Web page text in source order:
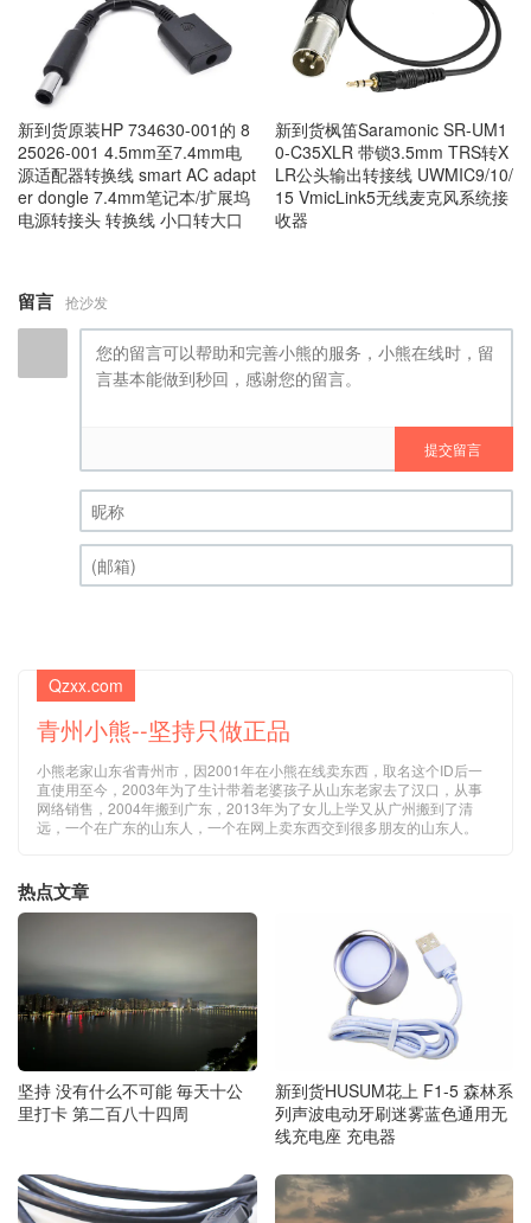
新到货原装HP 734630-001的 8
25026-001 4.5mm至7.4mm电
源适配器转换线 smart AC adapt
er dongle 7.4mm笔记本/扩展坞
电源转接头 转换线 小口转大口
新到货枫笛Saramonic SR-UM1
0-C35XLR 带锁3.5mm TRS转X
LR公头输出转接线 UWMIC9/10/
15 VmicLink5无线麦克风系统接
收器
留言 抢沙发
提交留言
昵称 (必填)
Qzxx.com
青州小熊--坚持只做正品
小熊老家山东省青州市，因2001年在小熊在线卖东西，取名这个ID后一
直使用至今，2003年为了生计带着老婆孩子从山东老家去了汉口，从事
网络销售，2004年搬到广东，2013年为了女儿上学又从广州搬到了清
远，一个在广东的山东人，一个在网上卖东西交到很多朋友的山东人。
热点文章
坚持 没有什么不可能 毎天十公
里打卡 第二百八十四周
新到货HUSUM花上 F1-5 森林系
列声波电动牙刷迷雾蓝色通用无
线充电座 充电器